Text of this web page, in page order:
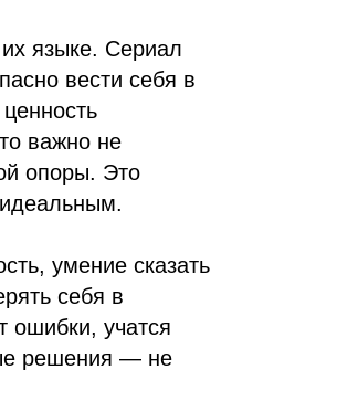
языке. Сериал
вести себя в
важно не
опоры. Это
умение сказать
себя в
учатся
решения — не